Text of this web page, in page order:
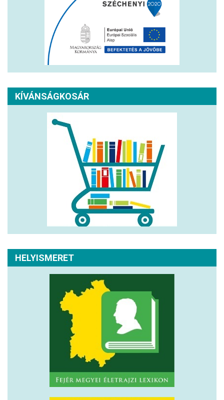
KÍVÁNSÁGKOSÁR
HELYISMERET